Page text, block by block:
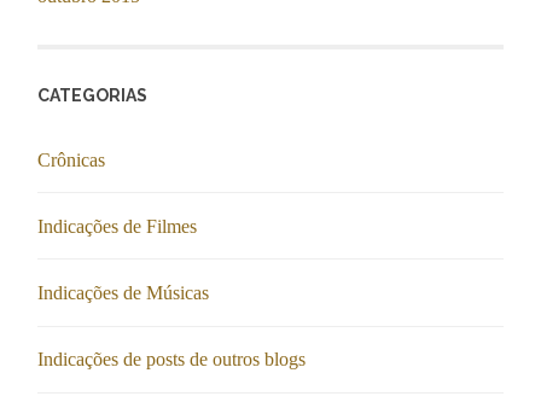
CATEGORIAS
Crônicas
Indicações de Filmes
Indicações de Músicas
Indicações de posts de outros blogs